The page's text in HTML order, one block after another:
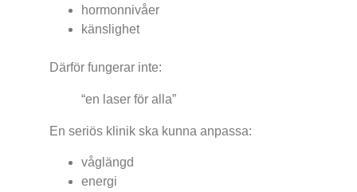
hormonnivåer
känslighet
Därför fungerar inte:
“en laser för alla”
En seriös klinik ska kunna anpassa:
våglängd
energi